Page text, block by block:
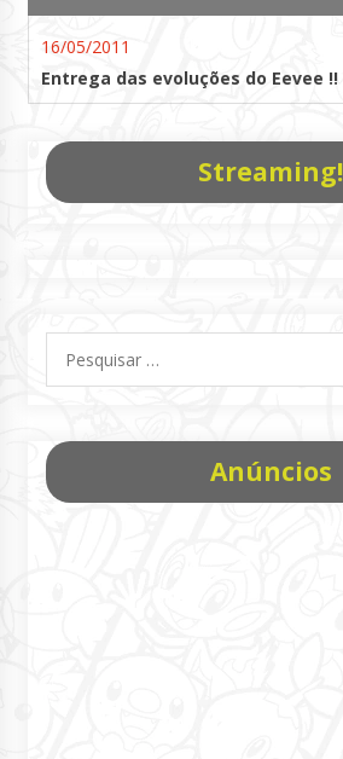
16/05/2011
Entrega das evoluções do Eevee !!
Streaming!
por:
Anúncios